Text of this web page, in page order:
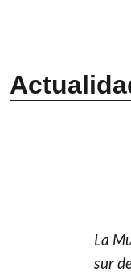
La
sur